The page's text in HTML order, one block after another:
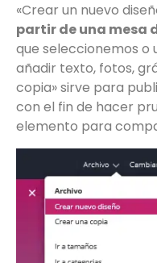
«Crear un nuevo
partir de una mesa
que seleccionemos o
añadir texto, fotos,
copia» sirve para
con el fin de hacer
elemento para